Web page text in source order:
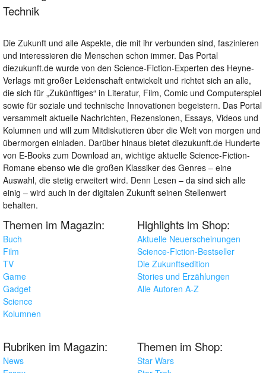
Technik
Die Zukunft und alle Aspekte, die mit ihr verbunden sind, faszinieren
und interessieren die Menschen schon immer. Das Portal
diezukunft.de wurde von den Science-Fiction-Experten des Heyne-
Verlags mit großer Leidenschaft entwickelt und richtet sich an alle,
die sich für „Zukünftiges“ in Literatur, Film, Comic und Computerspiel
sowie für soziale und technische Innovationen begeistern. Das Portal
versammelt aktuelle Nachrichten, Rezensionen, Essays, Videos und
Kolumnen und will zum Mitdiskutieren über die Welt von morgen und
übermorgen einladen. Darüber hinaus bietet diezukunft.de Hunderte
von E-Books zum Download an, wichtige aktuelle Science-Fiction-
Romane ebenso wie die großen Klassiker des Genres – eine
Auswahl, die stetig erweitert wird. Denn Lesen – da sind sich alle
einig – wird auch in der digitalen Zukunft seinen Stellenwert
behalten.
Themen im Magazin:
Buch
Film
TV
Game
Gadget
Science
Kolumnen
Highlights im Shop:
Aktuelle Neuerscheinungen
Science-Fiction-Bestseller
Die Zukunftsedition
Stories und Erzählungen
Alle Autoren A-Z
Rubriken im Magazin:
News
Themen im Shop:
Star Wars